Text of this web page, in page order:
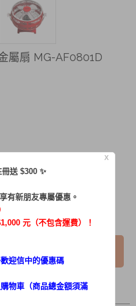
屬扇 MG-AF0801D
魅力
X
送 $300 ✨
有新朋友專屬優惠。
元（不包含運費）！
迎信中的優惠碼
物車（商品總金額須滿